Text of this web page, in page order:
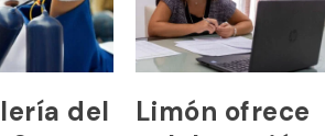
del
Limón ofrece